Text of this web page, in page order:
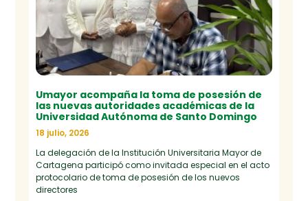
Umayor acompaña la toma de posesión de
las nuevas autoridades académicas de la
Universidad Autónoma de Santo Domingo
18 julio, 2026
La delegación de la Institución Universitaria Mayor de
Cartagena participó como invitada especial en el acto
protocolario de toma de posesión de los nuevos
directores